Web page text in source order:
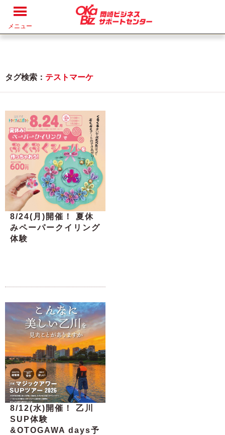
メニュー
タグ検索： テストマーケ
8/24(月)開催！ 夏休
みペーパークイリング
体験
8/12(水)開催！ 乙川
SUP体験
&OTOGAWA days予